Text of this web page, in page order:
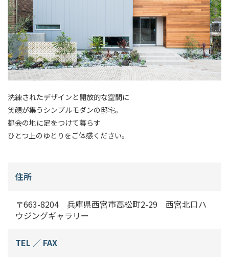
洗練されたデザインと開放的な空間に
笑顔が集うシンプルモダンの邸宅。
都会の地に足をつけて暮らす
ひとつ上のゆとりをご体感ください。
住所
〒663-8204 兵庫県西宮市高松町2-29 西宮北口ハ
ウジングギャラリー
TEL ／ FAX